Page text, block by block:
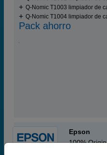
Q-Nomic T1003 limpiador de
Q-Nomic T1004 limpiador de
Pack ahorro
Epson
100%